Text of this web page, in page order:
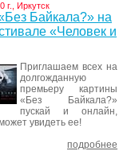
г., Иркутск
Байкала?» на
«Человек и
Приглашаем всех на
долгожданную
премьеру картины
«Без Байкала?»
пускай и онлайн,
увидеть ее!
подробнее